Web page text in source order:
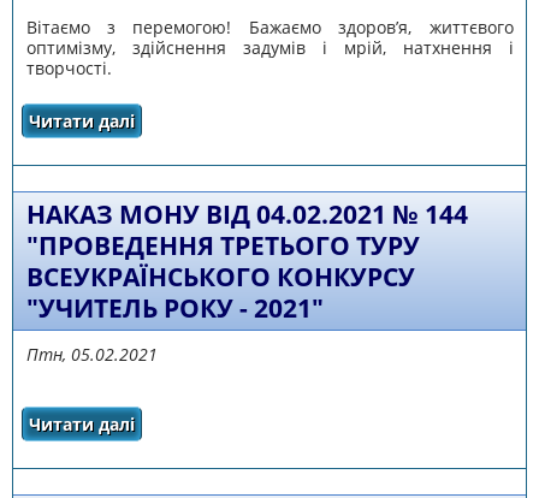
Вітаємо з перемогою! Бажаємо здоров’я, життєвого
оптимізму, здійснення задумів і мрій, натхнення і
творчості.
Читати далі
НАКАЗ МОНУ ВІД 04.02.2021 № 144
"ПРОВЕДЕННЯ ТРЕТЬОГО ТУРУ
ВСЕУКРАЇНСЬКОГО КОНКУРСУ
"УЧИТЕЛЬ РОКУ - 2021"
Птн, 05.02.2021
Читати далі
"Проведення третього туру всеукраїнського
конкурсу "Учитель року - 2021"